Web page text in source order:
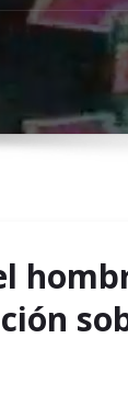
r
i
a
r
u